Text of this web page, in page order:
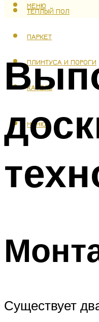
ТЕПЛЫЙ ПОЛ
ПАРКЕТ
ПЛИНТУСА И ПОРОГИ
КАФЕЛЬ
МЕНЮ
МЕНЮ
Существует